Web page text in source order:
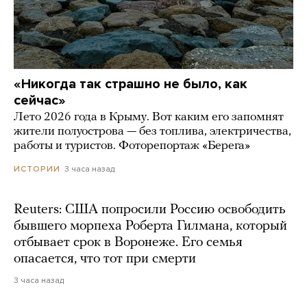
«Никогда так страшно не было, как
сейчас»
Лето 2026 года в Крыму. Вот каким его запомнят
жители полуострова — без топлива, электричества,
работы и туристов. Фоторепортаж «Берега»
ИСТОРИИ 3 часа назад
Reuters: США попросили Россию освободить
бывшего морпеха Роберта Гилмана, который
отбывает срок в Воронеже. Его семья
опасается, что тот при смерти
3 часа назад